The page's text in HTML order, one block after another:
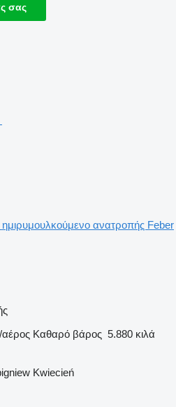
σας
ημιρυμουλκούμενο ανατροπής Feber
Καθαρό βάρος 5.880 κιλά
Kwiecień